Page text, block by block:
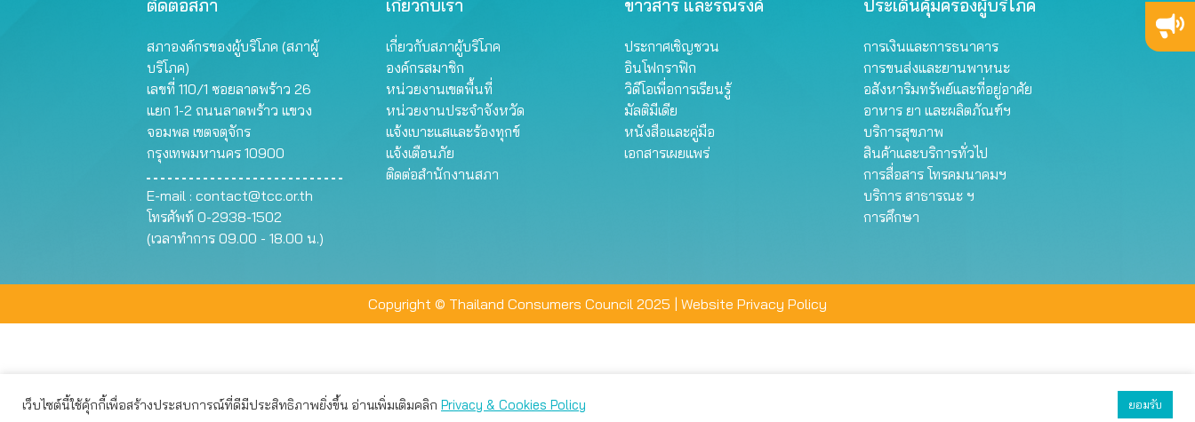
ติดต่อสภา
สภาองค์กรของผู้บริโภค (สภาผู้
บริโภค)
เลขที่ 110/1 ซอยลาดพร้าว 26
แยก 1-2 ถนนลาดพร้าว แขวง
จอมพล เขตจตุจักร
กรุงเทพมหานคร 10900
E-mail : contact@tcc.or.th
โทรศัพท์ 0-2938-1502
(เวลาทำการ 09.00 - 18.00 น.)
เกี่ยวกับเรา
เกี่ยวกับสภาผู้บริโภค
องค์กรสมาชิก
หน่วยงานเขตพื้นที่
หน่วยงานประจำจังหวัด
แจ้งเบาะแสและร้องทุกข์
แจ้งเตือนภัย
ติดต่อสำนักงานสภา
ข่าวสาร และรณรงค์
ประกาศเชิญชวน
อินโฟกราฟิก
วิดีโอเพื่อการเรียนรู้
มัลติมีเดีย
หนังสือและคู่มือ
เอกสารเผยแพร่
ประเด็นคุ้มครองผู้บริโภค
การเงินและการธนาคาร
การขนส่งและยานพาหนะ
อสังหาริมทรัพย์และที่อยู่อาศัย
อาหาร ยา และผลิตภัณฑ์ฯ
บริการสุขภาพ
สินค้าและบริการทั่วไป
การสื่อสาร โทรคมนาคมฯ
บริการ สาธารณะ ฯ
การศึกษา
Copyright © Thailand Consumers Council 2025 | Website Privacy Policy
เว็บไซต์นี้ใช้คุ้กกี้เพื่อสร้างประสบการณ์ที่ดีมีประสิทธิภาพยิ่งขึ้น อ่านเพิ่มเติมคลิก Privacy & Cookies Policy ยอมรับ
เว็บไซต์นี้ใช้คุกกี้เพื่อมอบประสบการณ์การใช้งานที่ดีให้แก่ท่าน คุณสามารถเลือกตั้งค่าความเป็นส่วนตัวได้